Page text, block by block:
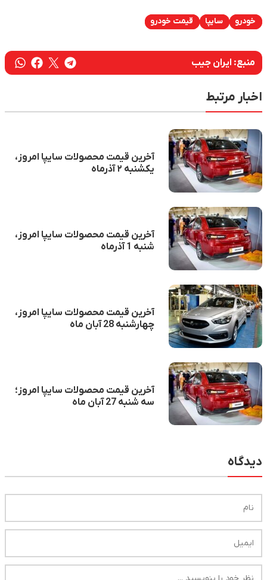
قیمت خودرو
جیب
آخرین قیمت محصولات سایپا امروز،
یکشنبه ۲ آذرماه
آخرین قیمت محصولات سایپا امروز،
شنبه 1 آذرماه
آخرین قیمت محصولات سایپا امروز،
چهارشنبه 28 آبان ماه
آخرین قیمت محصولات سایپا امروز؛
سه شنبه 27 آبان ماه